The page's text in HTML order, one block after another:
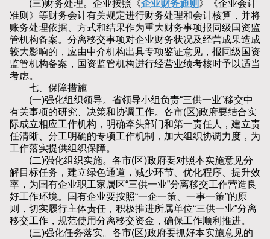
(三)财务处理。企业按照《企业财务通则 》《企业会计
准则》等财务会计有关规定进行财务处理和会计核算，并将
账务处理依据、方式和结果作为重大财务事项报同级国资监
管机构备案。分离移交事项对企业财务状况及经营成果造成
较大影响的，应由中介机构出具专项鉴证意见，报同级国资
监管机构备案，国资监管机构进行经营业绩考核时予以适当
考虑。
七、保障措施
(一)强化组织领导。省领导小组负责“三供一业”移交中
有关事项的研究、决策和协调工作。各市(区)政府要结合实
际成立相应工作机构，明确牵头部门和第一责任人，建立责
任清晰、分工明确的专项工作机制，加大组织协调力度，为
工作落实提供组织保障。
(二)强化组织实施。各市(区)政府要对照本实施意见分
解目标任务，建立绿色通道，减少环节、优化程序、提升效
率，为国有企业职工家属区“三供一业”分离移交工作营造良
好工作环境。国有企业要按照“一企一策、一事一策”的原
则，切实履行主体责任，积极推进所属单位“三供一业”分离
移交工作，规范使用分离移交资金，确保工作顺利推进。
(三)强化任务落实。各市(区)政府要抓好本实施意见的